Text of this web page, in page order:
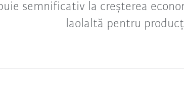
semnificativ la creșterea
laolaltă pentru